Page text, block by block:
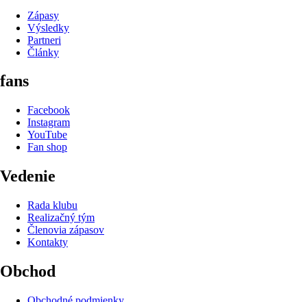
Zápasy
Výsledky
Partneri
Články
fans
Facebook
Instagram
YouTube
Fan shop
Vedenie
Rada klubu
Realizačný tým
Členovia zápasov
Kontakty
Obchod